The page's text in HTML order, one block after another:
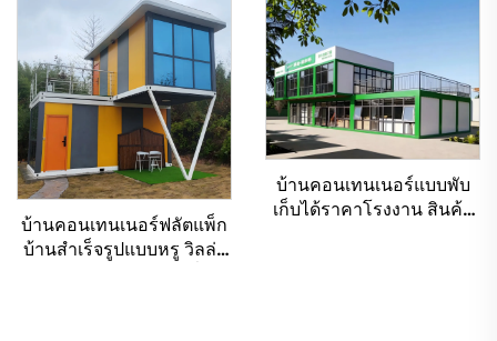
พับเก็บได้
บ้านคอนเทนเนอร์ฟลัตแพ็ก
บ้านสำเร็จรูปแบบหรู วิลล่า
บ้านคอนเทนเนอร์แบบพับ
เก็บได้ราคาโรงงาน สินค้า